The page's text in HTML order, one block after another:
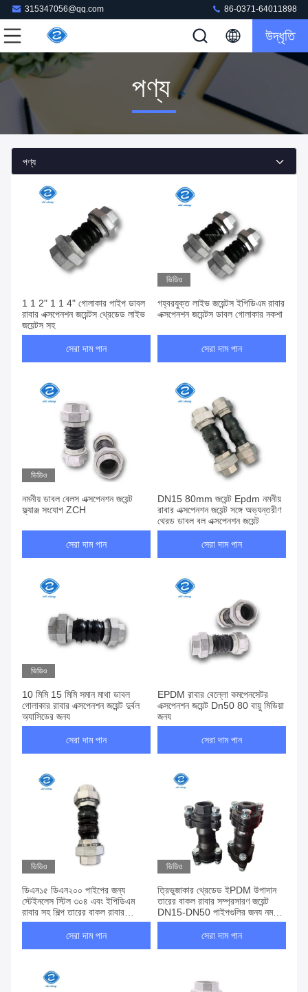
315347056@qq.com 86-0371-64011898
উদ্ধৃতি
পণ্য
পণ্য
1 1 2" 1 1 4" গোলাকার পাইপ ডাবল
রাবার এক্সপেনশন জয়েন্টস থ্রেডেড লাইভ
জয়েন্টস সহ
সেরা দাম পান
ভিডিও
গহ্বরযুক্ত লাইভ জয়েন্টস ইপিডিএম রাবার
এক্সপেনশন জয়েন্টস ডাবল গোলাকার নকশা
সেরা দাম পান
ভিডিও
নমনীয় ডাবল বেলস এক্সপেনশন জয়েন্ট
ফ্ল্যাঞ্জ সংযোগ ZCH
সেরা দাম পান
DN15 80mm জয়েন্ট Epdm নমনীয়
রাবার এক্সপেনশন জয়েন্ট সঙ্গে অভ্যন্তরীণ
থ্রেড ডাবল বল এক্সপেনশন জয়েন্ট
সেরা দাম পান
ভিডিও
10 মিমি 15 মিমি সমান মাথা ডাবল
গোলাকার রাবার এক্সপেনশন জয়েন্ট দুর্বল
অ্যাসিডের জন্য
সেরা দাম পান
EPDM রাবার বেল্লো কমপেনসেটর
এক্সপেনশন জয়েন্ট Dn50 80 বায়ু মিডিয়া
জন্য
সেরা দাম পান
ভিডিও
ডিএন১৫ ডিএন২০০ পাইপের জন্য
স্টেইনলেস স্টিল ৩০৪ এবং ইপিডিএম
রাবার সহ শিল্প তারের বাকল রাবার
সম্প্রসারণ জয়েন্ট ফ্লেক্সিবল কানেক্টর
সেরা দাম পান
ভিডিও
ত্রিভুজাকার থ্রেডেড ইPDM উপাদান
তারের বাকল রাবার সম্প্রসারণ জয়েন্ট
DN15-DN50 পাইপগুলির জন্য নমনীয়
রাবার সংযোগ
সেরা দাম পান